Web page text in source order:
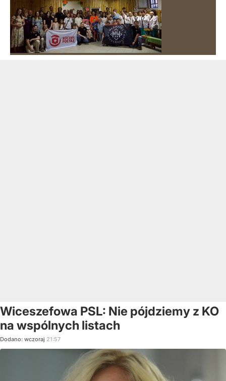
Wiceszefowa PSL: Nie pójdziemy z KO
na wspólnych listach
Dodano: wczoraj 21:57